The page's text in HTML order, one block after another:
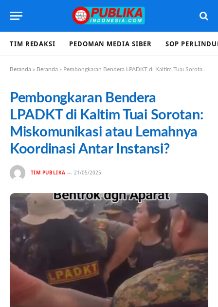
TIM REDAKSI PEDOMAN MEDIA SIBER SOP
Beranda » Beranda » Pembongkaran Bendera LPADKT di Kaltim Tuai Sorotan: Miskomunikasi atau Lemahnya Koordinasi Antar Instansi?
Pembongkaran Bendera
LPADKT di Kaltim Tuai Sorotan:
Miskomunikasi atau Lemahnya
Koordinasi Antar Instansi?
TIM PUBLIKA 21/05/2025